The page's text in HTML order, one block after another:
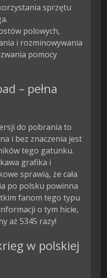
sprzętu
polowych,
i rozminowywania
pomocy
– pełna
do pobrania to
i bez znaczenia jest
tego gatunku.
grafika i
sprawią, że cała
po polsku powinna
fanom tego typu
o tym hicie,
aż 5345 razy!
w polskiej